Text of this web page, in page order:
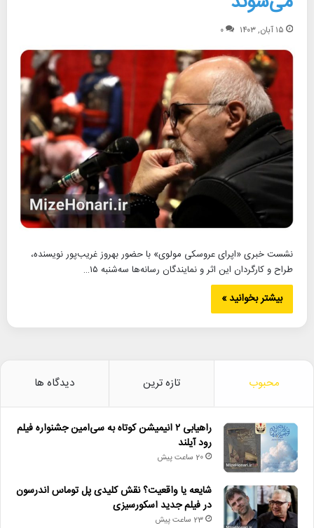
۱۵ آبان, ۱۴۰۳ ۰
نشست خبری «اپرای عروسکی مولوی» با حضور بهروز غریب‌پور نویسنده،
طراح و کارگردان این اثر و نمایندگان رسانه‌ها سه‌شنبه ۱۵…
بیشتر بخوانید »
محبوب تازه ترین دیدگاه ها
راهیابی ۲ انیمیشن کوتاه به سی‌امین جشنواره فیلم
رود آیلند
20 ساعت پیش
شایعه یا واقعیت؟ نقش کلیدی پل توماس اندرسون
در فیلم جدید اسکورسیزی
23 ساعت پیش